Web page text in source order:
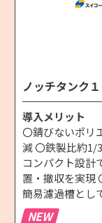
ノッチタン
導入メリット
〇錆びないポリ
減 〇鉄製比約1/
コンパクト設計
置・撤収を実現
簡易濾過槽とし
NEW